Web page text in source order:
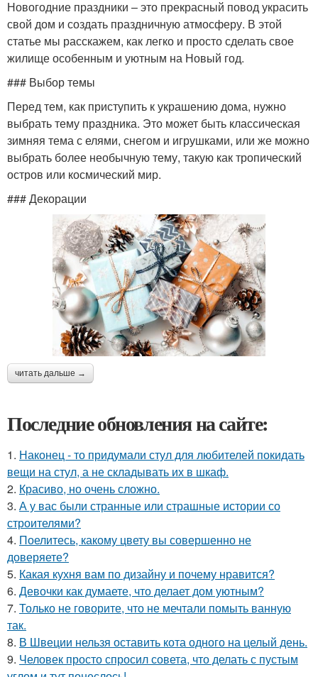
Новогодние праздники – это прекрасный повод украсить
свой дом и создать праздничную атмосферу. В этой
статье мы расскажем, как легко и просто сделать свое
жилище особенным и уютным на Новый год.
### Выбор темы
Перед тем, как приступить к украшению дома, нужно
выбрать тему праздника. Это может быть классическая
зимняя тема с елями, снегом и игрушками, или же можно
выбрать более необычную тему, такую как тропический
остров или космический мир.
### Декорации
читать дальше →
Последние обновления на сайте:
1. Наконец - то придумали стул для любителей покидать
вещи на стул, а не складывать их в шкаф.
2. Красиво, но очень сложно.
3. А у вас были странные или страшные истории со
строителями?
4. Поелитесь, какому цвету вы совершенно не
доверяете?
5. Какая кухня вам по дизайну и почему нравится?
6. Девочки как думаете, что делает дом уютным?
7. Только не говорите, что не мечтали помыть ванную
так.
8. В Швеции нельзя оставить кота одного на целый день.
9. Человек просто спросил совета, что делать с пустым